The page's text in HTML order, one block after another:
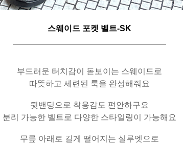
스웨이드 포켓 벨트-SK
부드러운 터치감이 돋보이는 스웨이드로
따뜻하고 세련된 룩을 완성해줘요
뒷밴딩으로 착용감도 편안하구요
분리 가능한 벨트로 다양한 스타일링이 가능해요
무릎 아래로 길게 떨어지는 실루엣으로